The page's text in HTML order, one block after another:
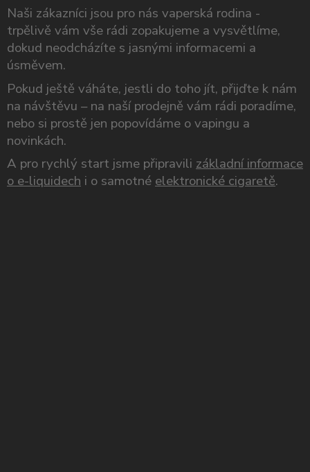
Naši zákazníci jsou pro nás vaperská rodina -
trpělivě vám vše rádi zopakujeme a vysvětlíme,
dokud neodcházíte s jasnými informacemi a
úsměvem.
Pokud ještě váháte, jestli do toho jít, přijďte k nám
na návštěvu – na naší prodejně vám rádi poradíme,
nebo si prostě jen popovídáme o vapingu a
novinkách.
A pro rychlý start jsme připravili základní informace
o e-liquidech i o samotnéelektronické cigaretě.